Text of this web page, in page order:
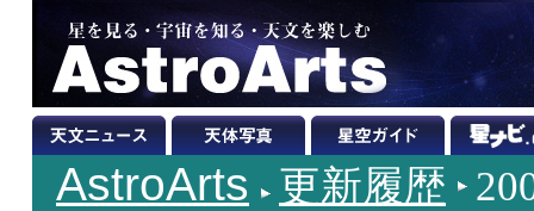
AstroArts 更新履歴